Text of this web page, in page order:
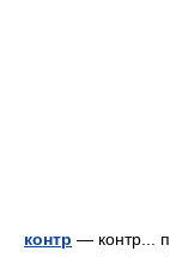
контр — контр...